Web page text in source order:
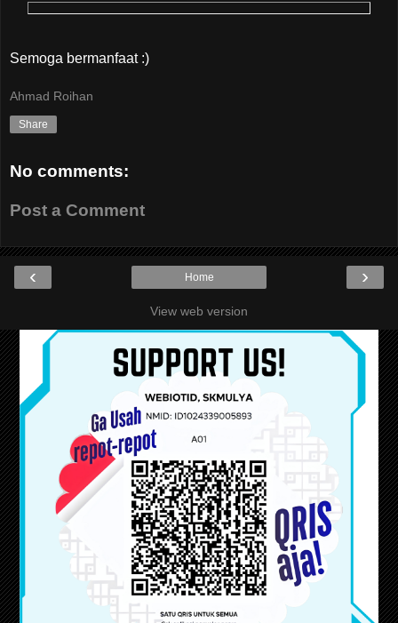
Semoga bermanfaat :)
Ahmad Roihan
Share
No comments:
Post a Comment
‹ ›
Home
View web version